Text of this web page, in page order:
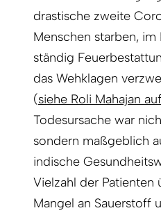
drastische zweite
Menschen starben, im
ständig
das Wehklagen
(siehe Roli Mahajan
Todesursache war
sondern maßgeblich
indische
Vielzahl der
Mangel an Sauerstoff